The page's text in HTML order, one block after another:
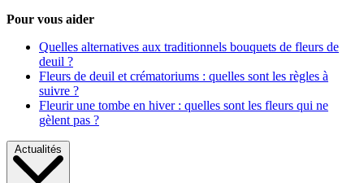
Pour vous aider
Quelles alternatives aux traditionnels bouquets de fleurs de
deuil ?
Fleurs de deuil et crématoriums : quelles sont les règles à
suivre ?
Fleurir une tombe en hiver : quelles sont les fleurs qui ne
gèlent pas ?
Actualités